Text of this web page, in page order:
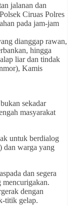
jalanan dan
Ciruas Polres
pada jam-jam
dianggap rawan,
hingga
liar dan tindak
Kamis
sekadar
masyarakat
untuk berdialog
dan warga yang
dan segera
mencurigakan.
dengan
titik gelap.